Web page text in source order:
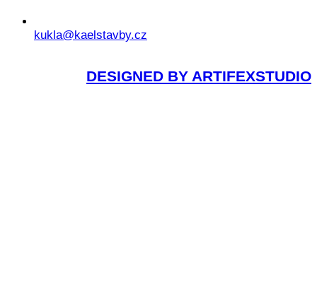
kukla@kaelstavby.cz
DESIGNED BY ARTIFEXSTUDIO